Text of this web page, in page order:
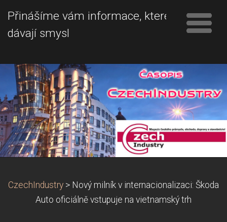
Přinášíme vám informace, které
dávají smysl
CzechIndustry > Nový milník v internacionalizaci: Škoda
Auto oficiálně vstupuje na vietnamský trh